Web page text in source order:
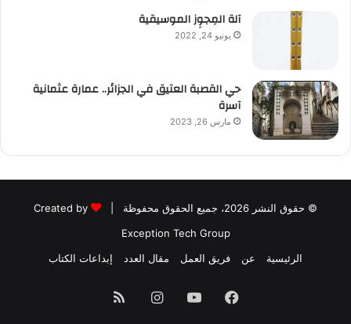
آلة المِجوِز الموسيقية‎‎
يونيو 24, 2022
حي القصبة العتيق في الجزائر.. عمارة عثمانية
آسرة
مارس 26, 2023
© حقوق النشر 2026، جميع الحقوق محفوظة |
Created by
Exception Tech Group
الرئيسية
عن فريق العمل مقال العدد إبداعات الكتاب
فيسبوك يوتيوب انستقرام